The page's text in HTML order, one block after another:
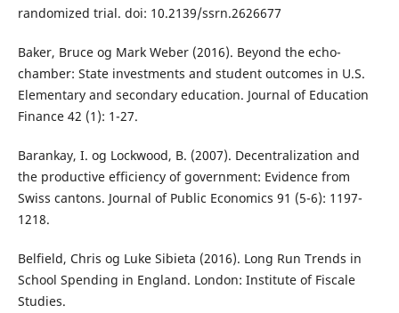
randomized trial. doi: 10.2139/ssrn.2626677
Baker, Bruce og Mark Weber (2016). Beyond the echo-
chamber: State investments and student outcomes in U.S.
Elementary and secondary education. Journal of Education
Finance 42 (1): 1-27.
Barankay, I. og Lockwood, B. (2007). Decentralization and
the productive efficiency of government: Evidence from
Swiss cantons. Journal of Public Economics 91 (5-6): 1197-
1218.
Belfield, Chris og Luke Sibieta (2016). Long Run Trends in
School Spending in England. London: Institute of Fiscale
Studies.